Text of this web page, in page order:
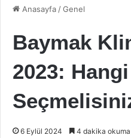
Anasayfa /Genel
Baymak
2023:
6 Eylül 2024 4 dakika okuma